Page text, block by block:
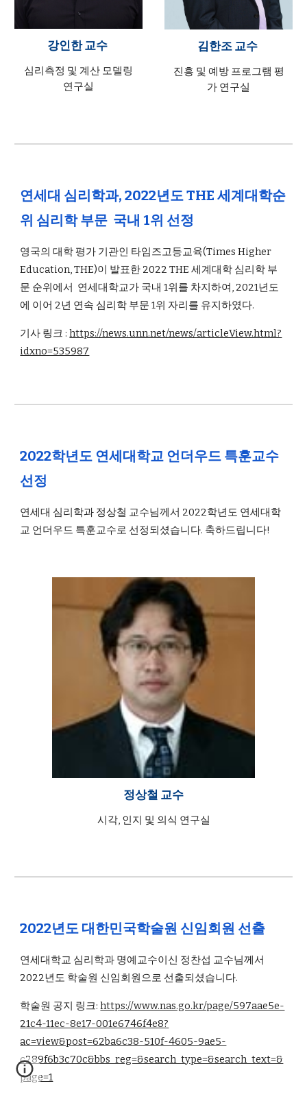
강인한 교수
심리측정 및 계산 모델링
연구실
김한조 교수
진흥 및 예방 프로그램 평
가 연구실
연세대 심리학과, 2022년도 THE 세계대학순
위 심리학 부문 국내 1위 선정
영국의 대학 평가 기관인 타임즈고등교육(Times Higher
Education, THE)이 발표한 2022 THE 세계대학 심리학 부
문 순위에서 연세대학교가 국내 1위를 차지하여, 2021년도
에 이어 2년 연속 심리학 부문 1위 자리를 유지하였다.
기사 링크 :https://news.unn.net/news/articleView.html?
idxno=535987
2022학년도 연세대학교 언더우드 특훈교수
선정
연세대 심리학과 정상철 교수님께서 2022학년도 연세대학
교 언더우드 특훈교수로 선정되셨습니다. 축하드립니다!
정상철 교수
시각, 인지 및 의식 연구실
2022년도 대한민국학술원 신임회원 선출
연세대학교 심리학과 명예교수이신 정찬섭 교수님께서
2022년도 학술원 신임회원으로 선출되셨습니다.
학술원 공지 링크:https://www.nas.go.kr/page/597aae5e-
21c4-11ec-8e17-001e6746f4e8?
ac=view&post=62ba6c38-510f-4605-9ae5-
c289f6b3c70c&bbs_reg=&search_type=&search_text=&
page=1